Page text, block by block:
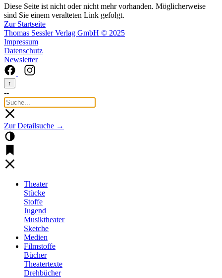
Diese Seite ist nicht oder nicht mehr vorhanden. Möglicherweise
sind Sie einem veralteten Link gefolgt.
Zur Startseite
Thomas Sessler Verlag GmbH © 2025
Impressum
Datenschutz
Newsletter
↑
--
Zur Detailsuche →
Theater
Stücke
Stoffe
Jugend
Musiktheater
Sketche
Medien
Filmstoffe
Bücher
Theatertexte
Drehbücher